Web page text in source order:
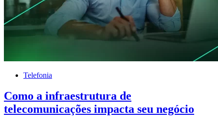
Telefonia
Como a infraestrutura de
telecomunicações impacta seu negócio